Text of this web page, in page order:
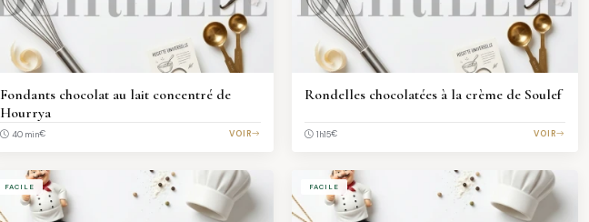
Fondants chocolat au lait concentré de
Hourrya
40 min€ VOIR
Rondelles chocolatées à la crème de Soulef
1h15€ VOIR
FACILE FACILE